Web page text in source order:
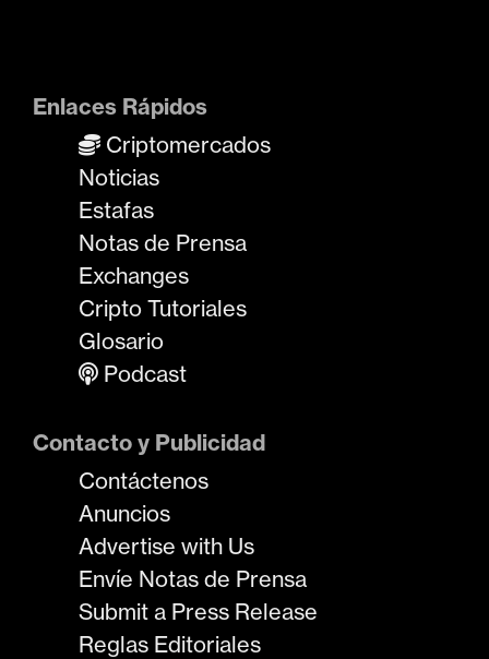
Enlaces Rápidos
Criptomercados
Noticias
Estafas
Notas de Prensa
Exchanges
Cripto Tutoriales
Glosario
Podcast
Contacto y Publicidad
Contáctenos
Anuncios
Advertise with Us
Envíe Notas de Prensa
Submit a Press Release
Reglas Editoriales